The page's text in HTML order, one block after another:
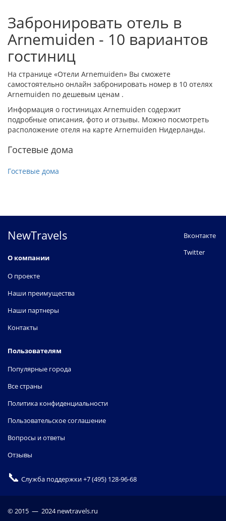
Забронировать отель в
Arnemuiden - 10 вариантов
гостиниц
На странице «Отели Arnemuiden» Вы сможете
самостоятельно онлайн забронировать номер в 10 отелях
Arnemuiden по дешевым ценам .
Информация о гостиницах Arnemuiden содержит
подробные описания, фото и отзывы. Можно посмотреть
расположение отеля на карте Arnemuiden Нидерланды.
Гостевые дома
Гостевые дома
NewTravels
О компании
О проекте
Наши преимущества
Наши партнеры
Контакты
Пользователям
Популярные города
Все страны
Политика конфиденциальности
Пользовательское соглашение
Вопросы и ответы
Отзывы
Вконтакте
Twitter
📞 Служба поддержки+7 (495) 128-96-68
© 2015 — 2024 newtravels.ru